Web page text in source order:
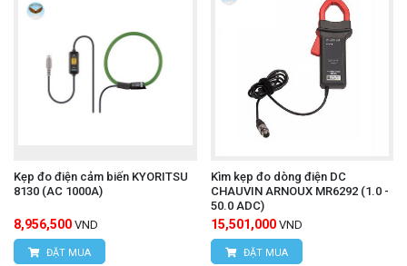
Kẹp đo điện cảm biến KYORITSU
8130 (AC 1000A)
8,956,500 VND
ĐẶT MUA
Kìm kẹp đo dòng điện DC
CHAUVIN ARNOUX MR6292 (1.0 -
50.0 ADC)
15,501,000 VND
ĐẶT MUA